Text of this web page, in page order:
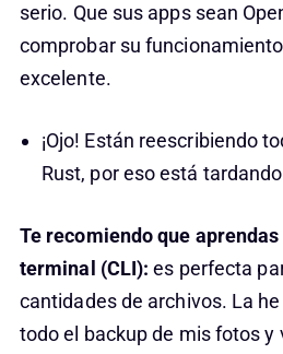
serio. Que sus apps sean
comprobar su
excelente.
¡Ojo! Están reescribiendo
Rust, por eso está
Te recomiendo que
terminal (CLI):es perfecta
cantidades de archivos. La
todo el backup de mis fotos y